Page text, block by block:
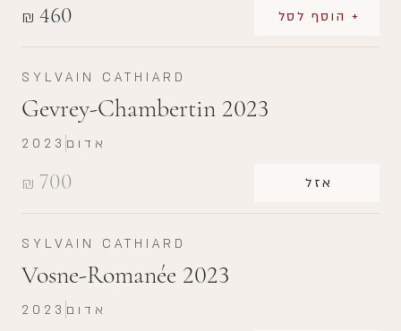
₪ 460 + הוסף לסל
SYLVAIN CATHIARD
Gevrey-Chambertin 2023
₪ 700 אזל
2023 אדום
SYLVAIN CATHIARD
Vosne-Romanée 2023
2023 אדום